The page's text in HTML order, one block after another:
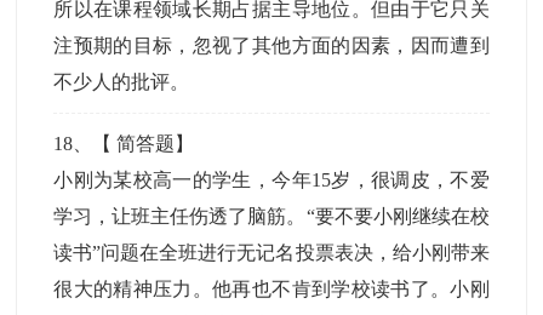
所以在课程领域长期占据主导地位。但由于它只关
注预期的目标，忽视了其他方面的因素，因而遭到
不少人的批评。
18 、【简答题 】
小刚为某校高一的学生，今年15岁，很调皮，不爱
学习，让班主任伤透了脑筋。“要不要小刚继续在校
读书”问题在全班进行无记名投票表决，给小刚带来
很大的精神压力。他再也不肯到学校读书了。小刚